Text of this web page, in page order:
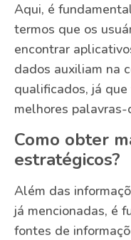
Aqui, é
termos que os
encontrar
dados auxiliam na
qualificados, já
melhores palavras-
Como obter
estratégicos?
Além das
já mencionadas, é
fontes de